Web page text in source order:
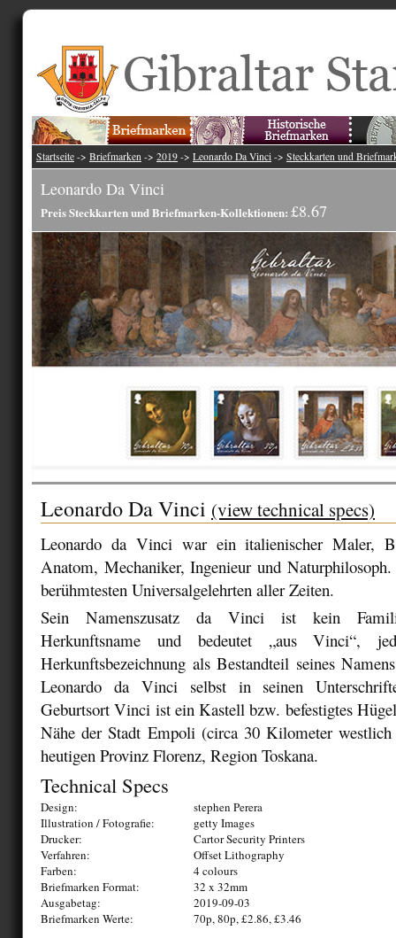
Startseite -> Briefmarken -> 2019 -> Leonardo Da Vinci -> Steckkarten und
Leonardo Da Vinci
Preis Steckkarten und Briefmarken-Kollektionen: £8.67
Leonardo Da Vinci (view technical specs)
Leonardo da Vinci war ein italienischer Maler,
Anatom, Mechaniker, Ingenieur und
berühmtesten Universalgelehrten aller Zeiten.
Sein Namenszusatz da Vinci ist kein
Herkunftsname und bedeutet „aus Vinci“,
Herkunftsbezeichnung als Bestandteil seines
Leonardo da Vinci selbst in seinen
Geburtsort Vinci ist ein Kastell bzw. befestigtes
Nähe der Stadt Empoli (circa 30 Kilometer
heutigen Provinz Florenz, Region Toskana.
Technical Specs
Design:
stephen Perera
Illustration / Fotografie:
getty Images
Drucker:
Cartor Security Printers
Verfahren:
Offset Lithography
Farben:
4 colours
Briefmarken Format:
32 x 32mm
Ausgabetag:
2019-09-03
Briefmarken Werte:
70p, 80p, £2.86, £3.46